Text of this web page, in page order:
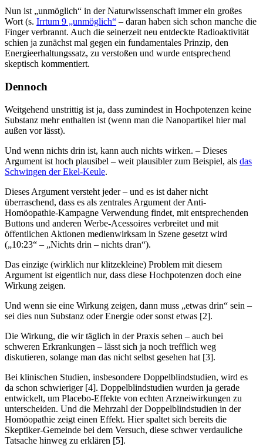
Nun ist „unmöglich“ in der Naturwissenschaft immer ein großes
Wort (s. Irrtum 9 „unmöglich“ – daran haben sich schon manche die
Finger verbrannt. Auch die seinerzeit neu entdeckte Radioaktivität
schien ja zunächst mal gegen ein fundamentales Prinzip, den
Energieerhaltungssatz, zu verstoßen und wurde entsprechend
skeptisch kommentiert.
Dennoch
Weitgehend unstrittig ist ja, dass zumindest in Hochpotenzen keine
Substanz mehr enthalten ist (wenn man die Nanopartikel hier mal
außen vor lässt).
Und wenn nichts drin ist, kann auch nichts wirken. – Dieses
Argument ist hoch plausibel – weit plausibler zum Beispiel, als das
Schwingen der Ekel-Keule.
Dieses Argument versteht jeder – und es ist daher nicht
überraschend, dass es als zentrales Argument der Anti-
Homöopathie-Kampagne Verwendung findet, mit entsprechenden
Buttons und anderen Werbe-Acessoires verbreitet und mit
öffentlichen Aktionen medienwirksam in Szene gesetzt wird
(„10:23“ – „Nichts drin – nichts dran“).
Das einzige (wirklich nur klitzekleine) Problem mit diesem
Argument ist eigentlich nur, dass diese Hochpotenzen doch eine
Wirkung zeigen.
Und wenn sie eine Wirkung zeigen, dann muss „etwas drin“ sein –
sei dies nun Substanz oder Energie oder sonst etwas [2].
Die Wirkung, die wir täglich in der Praxis sehen – auch bei
schweren Erkrankungen – lässt sich ja noch trefflich weg
diskutieren, solange man das nicht selbst gesehen hat [3].
Bei klinischen Studien, insbesondere Doppelblindstudien, wird es
da schon schwieriger [4]. Doppelblindstudien wurden ja gerade
entwickelt, um Placebo-Effekte von echten Arzneiwirkungen zu
unterscheiden. Und die Mehrzahl der Doppelblindstudien in der
Homöopathie zeigt einen Effekt. Hier spaltet sich bereits die
Skeptiker-Gemeinde bei dem Versuch, diese schwer verdauliche
Tatsache hinweg zu erklären [5].